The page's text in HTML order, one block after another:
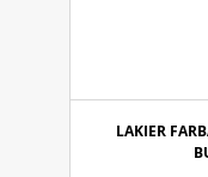
LAKIER